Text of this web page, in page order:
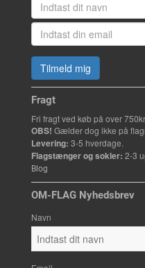
Tilmeld mig
Fragt
Fri fragt ved køb på over
OBS! Gælder dog ikke på
Levering: 3-5 hverdage.
Flagstænger og sokler: 2-3
Blog
OM-FLAG Nyhedsbrev
Navn